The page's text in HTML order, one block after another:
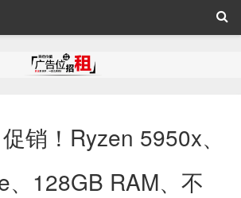
销！Ryzen 5950x、
、128GB RAM、不